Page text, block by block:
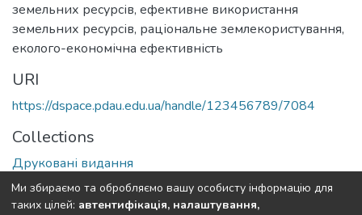
земельних ресурсів, ефективне використання
земельних ресурсів, раціональне землекористування,
еколого-економічна ефективність
URI
https://dspace.pdau.edu.ua/handle/123456789/7084
Collections
Друковані видання
Full item page
Ми збираємо та обробляємо вашу особисту інформацію для
таких цілей: автентифікація, налаштування,